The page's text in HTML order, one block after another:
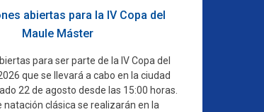
abiertas para la IV Copa del
Maule Máster
para ser parte de la IV Copa del
que se llevará a cabo en la ciudad
22 de agosto desde las 15:00 horas.
natación clásica se realizarán en la